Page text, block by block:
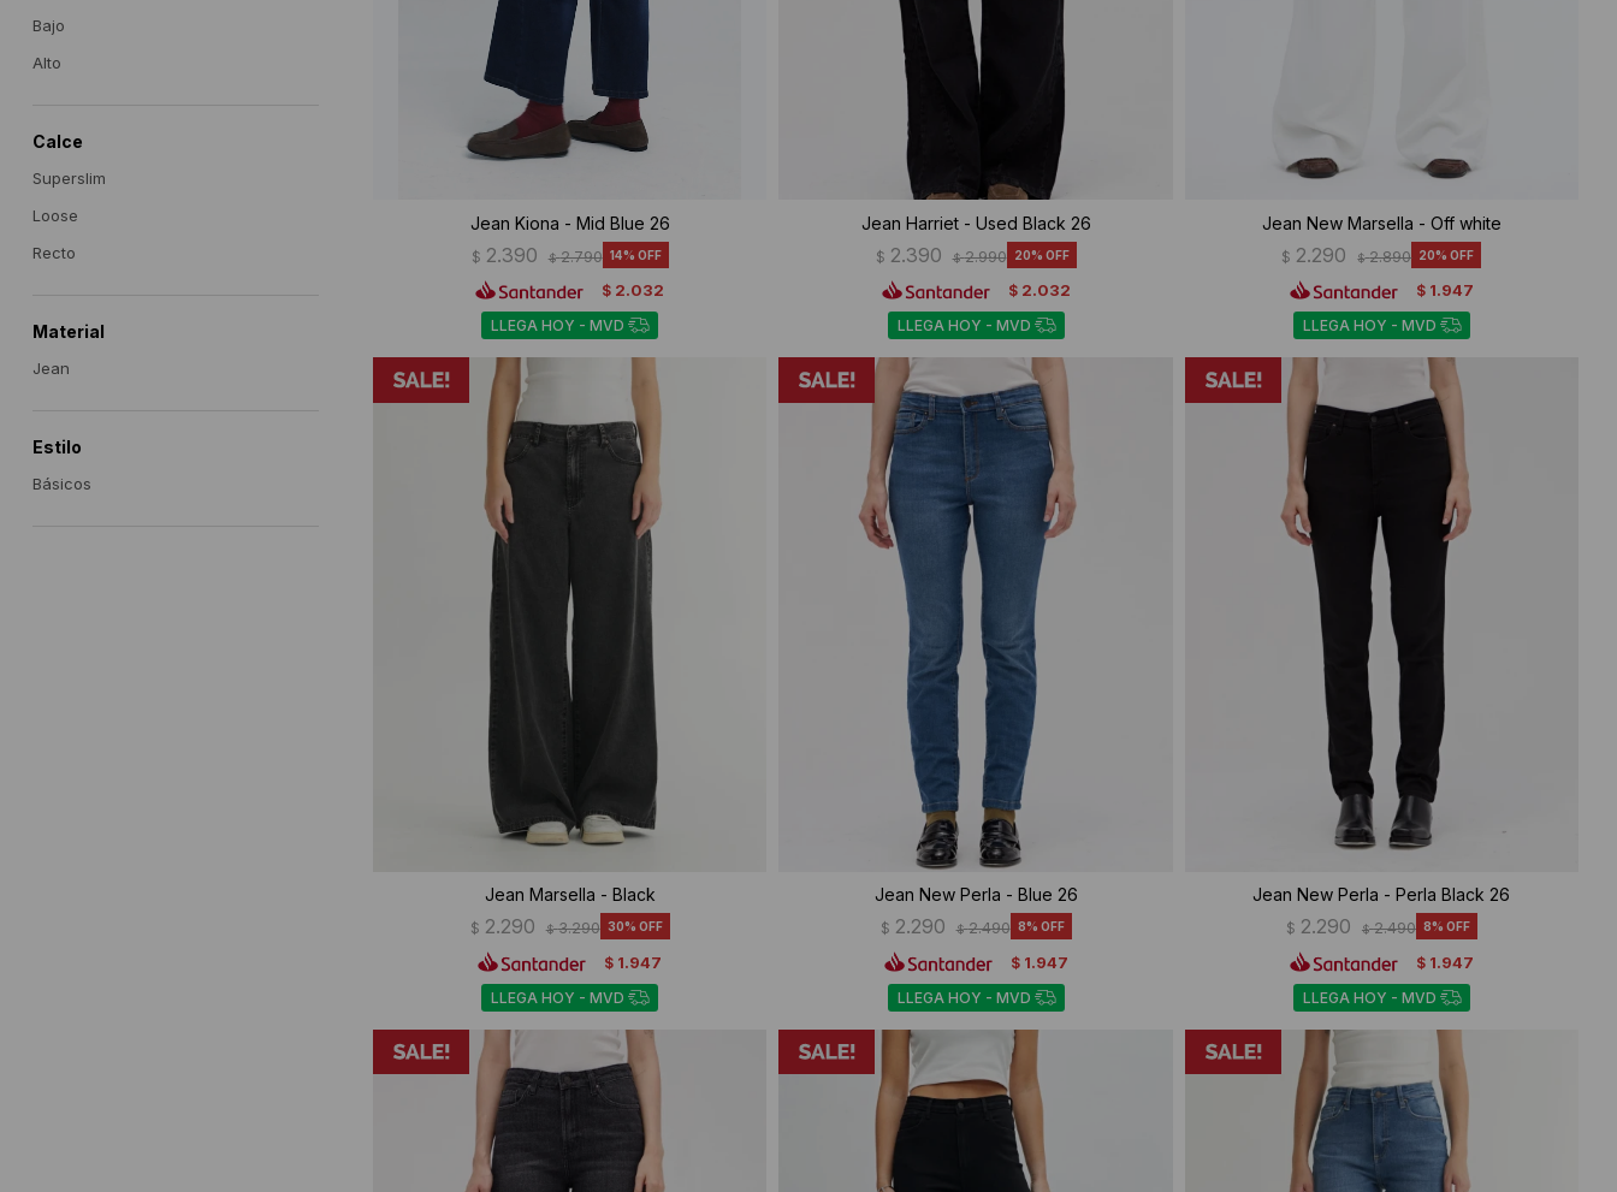
Jean Kiona - Mid Blue 26
$ 2.390 $ 2.790 14
$ 2.032
LLEGA HOY - MVD
Jean Harriet - Used Black 26
$ 2.390 $ 2.990 20
$ 2.032
LLEGA HOY - MVD
Jean New Marsella - Off white
$ 2.290 $ 2.890 20
$ 1.947
LLEGA HOY - MVD
Jean Marsella - Black
$ 2.290 $ 3.290 30
$ 1.947
LLEGA HOY - MVD
Jean New Perla - Blue 26
$ 2.290 $ 2.490 8
$ 1.947
LLEGA HOY - MVD
Jean New Perla - Perla Black 26
$ 2.290 $ 2.490 8
$ 1.947
LLEGA HOY - MVD
Bajo
Alto
Calce
Superslim
Loose
Recto
Material
Jean
Estilo
Básicos